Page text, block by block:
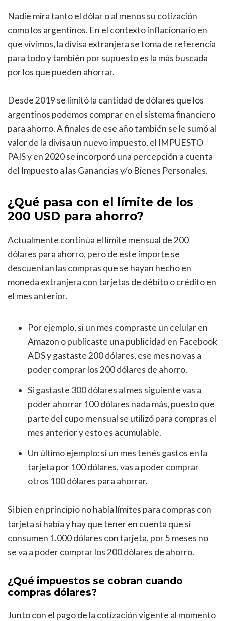
Nadie mira tanto el dólar o al menos su cotización
como los argentinos. En el contexto inflacionario en
que vivimos, la divisa extranjera se toma de referencia
para todo y también por supuesto es la más buscada
por los que pueden ahorrar.
Desde 2019 se limitó la cantidad de dólares que los
argentinos podemos comprar en el sistema financiero
para ahorro. A finales de ese año también se le sumó al
valor de la divisa un nuevo impuesto, el IMPUESTO
PAIS y en 2020 se incorporó una percepción a cuenta
del Impuesto a las Ganancias y/o Bienes Personales.
¿Qué pasa con el límite de los
200 USD para ahorro?
Actualmente continúa el límite mensual de 200
dólares para ahorro, pero de este importe se
descuentan las compras que se hayan hecho en
moneda extranjera con tarjetas de débito o crédito en
el mes anterior.
Por ejemplo, si un mes compraste un celular en
Amazon o publicaste una publicidad en Facebook
ADS y gastaste 200 dólares, ese mes no vas a
poder comprar los 200 dólares de ahorro.
Si gastaste 300 dólares al mes siguiente vas a
poder ahorrar 100 dólares nada más, puesto que
parte del cupo mensual se utilizó para compras el
mes anterior y esto es acumulable.
Un último ejemplo: si un mes tenés gastos en la
tarjeta por 100 dólares, vas a poder comprar
otros 100 dólares para ahorrar.
Si bien en principio no había límites para compras con
tarjeta si había y hay que tener en cuenta que si
consumen 1.000 dólares con tarjeta, por 5 meses no
se va a poder comprar los 200 dólares de ahorro.
¿Qué impuestos se cobran cuando
compras dólares?
Junto con el pago de la cotización vigente al momento